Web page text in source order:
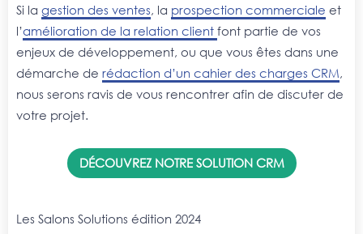
Si la gestion des ventes, la prospection commerciale et
l’amélioration de la relation client font partie de vos
enjeux de développement, ou que vous êtes dans une
démarche de rédaction d’un cahier des charges CRM,
nous serons ravis de vous rencontrer afin de discuter de
votre projet.
DÉCOUVREZ NOTRE SOLUTION CRM
Les Salons Solutions édition 2024